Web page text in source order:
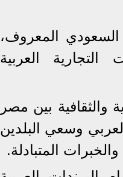
السعودي المعروف،
العربية
والثقافية بين مصر
وسعي البلدين
المتبادلة.